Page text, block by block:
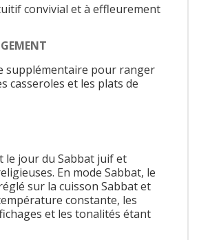
convivial et à effleurement
supplémentaire pour ranger
casseroles et les plats de
le jour du Sabbat juif et
En mode Sabbat, le
sur la cuisson Sabbat et
constante, les
et les tonalités étant